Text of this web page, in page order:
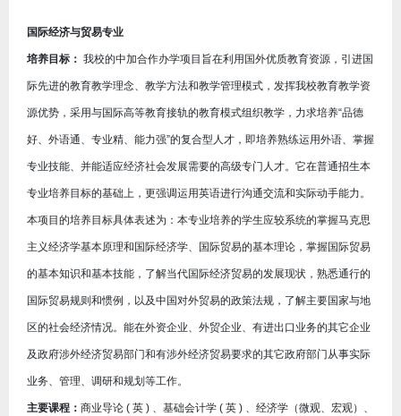
国际经济与贸易专业
培养目标： 我校的中加合作办学项目旨在利用国外优质教育资源，引进国
际先进的教育教学理念、教学方法和教学管理模式，发挥我校教育教学资
源优势，采用与国际高等教育接轨的教育模式组织教学，力求培养“品德
好、外语通、专业精、能力强”的复合型人才，即培养熟练运用外语、掌握
专业技能、并能适应经济社会发展需要的高级专门人才。它在普通招生本
专业培养目标的基础上，更强调运用英语进行沟通交流和实际动手能力。
本项目的培养目标具体表述为：本专业培养的学生应较系统的掌握马克思
主义经济学基本原理和国际经济学、国际贸易的基本理论，掌握国际贸易
的基本知识和基本技能，了解当代国际经济贸易的发展现状，熟悉通行的
国际贸易规则和惯例，以及中国对外贸易的政策法规，了解主要国家与地
区的社会经济情况。能在外资企业、外贸企业、有进出口业务的其它企业
及政府涉外经济贸易部门和有涉外经济贸易要求的其它政府部门从事实际
业务、管理、调研和规划等工作。
主要课程： 商业导论 ( 英 ) 、基础会计学 ( 英 ) 、经济学（微观、宏观）、